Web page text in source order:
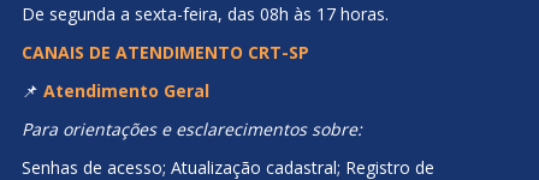
De segunda a sexta-feira, das 08h às 17 horas.
CANAIS DE ATENDIMENTO CRT-SP
📌 Atendimento Geral
Para orientações e esclarecimentos sobre:
Senhas de acesso; Atualização cadastral; Registro de